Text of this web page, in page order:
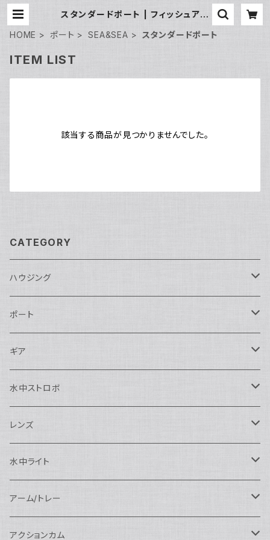
スタンダードポート | フィッシュアイ
HOME
ポート SEA&SEA スタンダードポート
ITEM LIST
該当する商品が見つかりませんでした。
CATEGORY
ハウジング
Nikon用
Nauticam
SEA&SEA
Canon用
Nauticam
SEA&SEA
Sony用
Nautciam
SEA&SEA
OM SYSTEM用
Nauticam
AOI
Panasonic用
Nauticam
FUJIFILM用
Nauticam
Nauticam
ポート
Nauticam
N120ドームポート
N120マクロポート
SEA&SEA
ドームポート
マクロポート
AOI
ドームポート
フラットポート
FIX
アクセサリー
Athena
ドームポート
ギア
AOI
OM SYSTEM用
Nauticam
SEA&SEA
水中ストロボ
SEA&SEA
アクセサリー
AOI
アクセサリー
アクセサリー
weefine
レンズ
マクロコンバージョンレンズ
Nauticam
AOI
ワイドコンバージョンレンズ
Nauticam
ワイドアングルコンバージョンポート
水中ライト
大光量 3000ルーメン以上
リングライト
アーム/トレー
アーム
アクションカム